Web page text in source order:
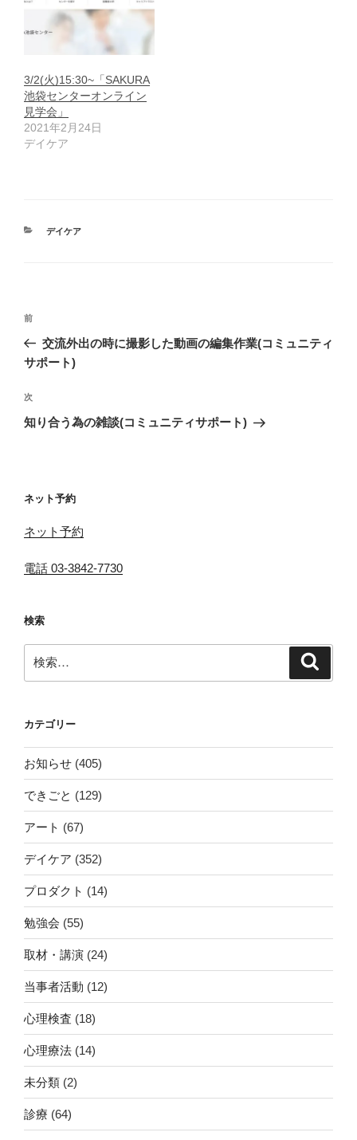
3/2(火)15:30~「SAKURA
池袋センターオンライン
見学会」
2021年2月24日
デイケア
カ
デイケア
投
ナ
ゲ
ー
前
の
投
前
交流外出の時に撮影した動画の編集作業(コミュニティ
サポート)
次
の
次
知り合う為の雑談(コミュニティサポート)
ネット予約
ネット予約
電話 03-3842-7730
検索
索:
カテゴリー
お知らせ (405)
できごと (129)
アート (67)
デイケア (352)
プロダクト (14)
勉強会 (55)
取材・講演 (24)
当事者活動 (12)
心理検査 (18)
心理療法 (14)
未分類 (2)
診療 (64)